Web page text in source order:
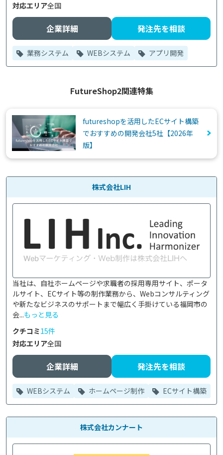
対応エリア全国
企業詳細 発注先を相談
業務システム WEBシステム アプリ開発
FutureShop2関連特集
futureshopを活用したECサイト構築
でおすすめの開発会社5社【2026年
版】
株式会社LIH
当社は、自社ホームページや求職者の採用専用サイト、ポータ
ルサイト、ECサイト等の制作業務から、Webコンサルティング
や新たなビジネスのサポートまで幅広く手掛けている福岡市の
会...もっと見る
クチコミ15件
対応エリア全国
企業詳細 発注先を相談
WEBシステム ホームページ制作 ECサイト構築
株式会社カンナート